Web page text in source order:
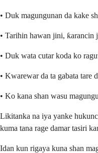
• Duk magungunan da kake
• Tarihin hawan jini, ƙarancin
• Duk wata cutar koda ko
• Kwarewar da ta gabata tare
• Ko kana shan wasu
Likitanka na iya yanke
kuma tana rage damar tasiri
Idan kun rigaya kuna shan